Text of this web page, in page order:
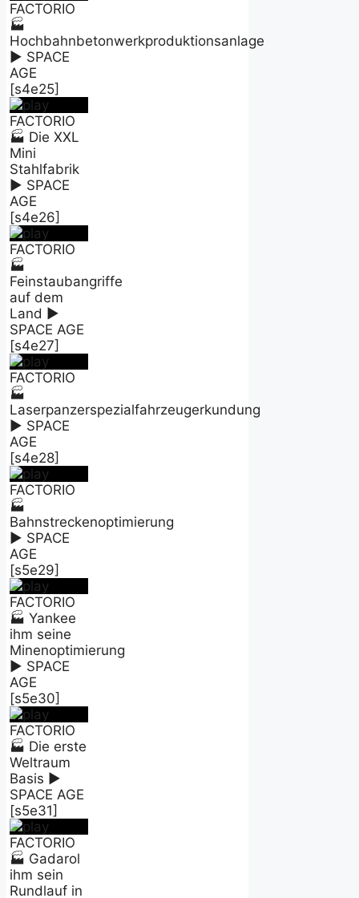
FACTORIO
🏭
Hochbahnbetonwerkproduktionsanlage
► SPACE
AGE
[s4e25]
FACTORIO
🏭 Die XXL
Mini
Stahlfabrik
► SPACE
AGE
[s4e26]
FACTORIO
🏭
Feinstaubangriffe
auf dem
Land ►
SPACE AGE
[s4e27]
FACTORIO
🏭
Laserpanzerspezialfahrzeugerkundung
► SPACE
AGE
[s4e28]
FACTORIO
🏭
Bahnstreckenoptimierung
► SPACE
AGE
[s5e29]
FACTORIO
🏭 Yankee
ihm seine
Minenoptimierung
► SPACE
AGE
[s5e30]
FACTORIO
🏭 Die erste
Weltraum
Basis ►
SPACE AGE
[s5e31]
FACTORIO
🏭 Gadarol
ihm sein
Rundlauf in